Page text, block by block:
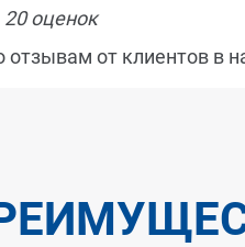
20оценок
отзывам от клиентов в